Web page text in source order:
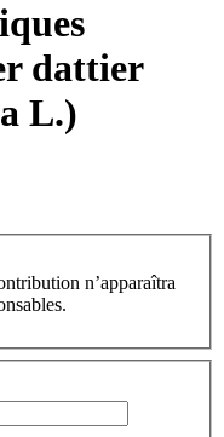
dattier
L.)
n’apparaîtra